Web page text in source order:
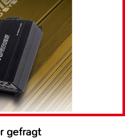
gefragt